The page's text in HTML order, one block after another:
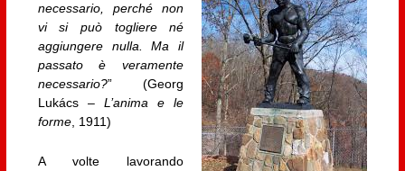
necessario, perché non
vi si può togliere né
aggiungere nulla. Ma il
passato è veramente
necessario?” (Georg
Lukács – L’anima e le
forme, 1911)
A volte lavorando